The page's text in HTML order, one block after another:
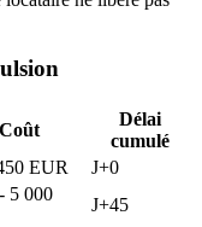
Coût
Délai
cumulé
EUR
J+0
5 000
J+45